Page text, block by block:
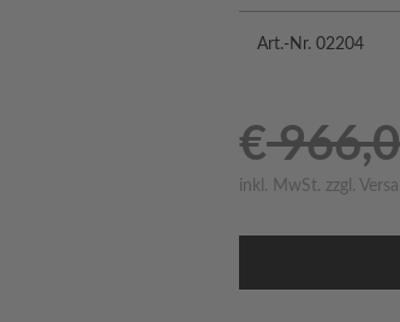
Art.-Nr. 02204
€
inkl. MwSt. zzgl.